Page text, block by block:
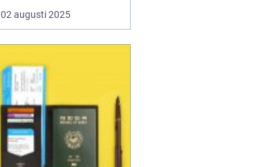
känslomässiga
ögonblick och detaljer
planerade dagen
oförutsägbara. Här
kommer bröllopsfo...
02 augusti 2025